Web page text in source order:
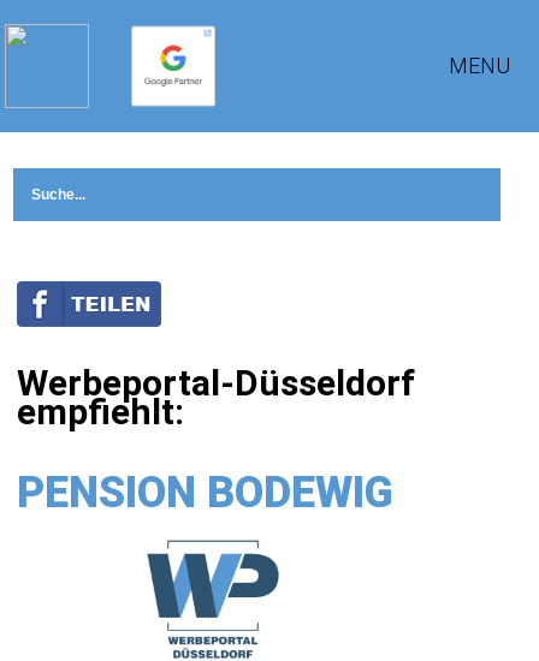
MENU
Werbeportal-Düsseldorf
empfiehlt:
PENSION BODEWIG